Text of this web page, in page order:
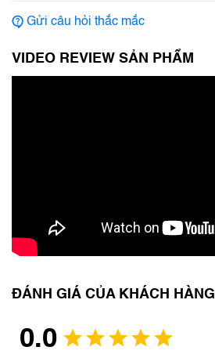
Gửi câu hỏi thắc mắc
VIDEO REVIEW SẢN PHẨM
ĐÁNH GIÁ CỦA KHÁCH HÀNG
0.0